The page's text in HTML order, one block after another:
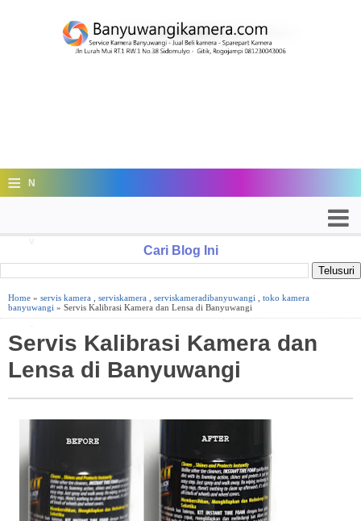
≡ N
g
Cari Blog Ini
Home » servis kamera serviskamera serviskameradibanyuwangi
toko kamera
banyuwangi » Servis Kalibrasi Kamera dan Lensa di Banyuwangi
Servis Kalibrasi Kamera dan
Lensa di Banyuwangi